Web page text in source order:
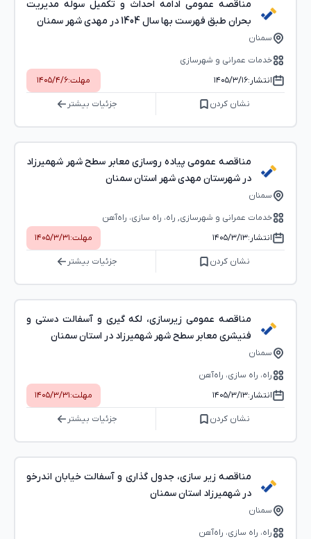
مناقصه عمومی ادامه احداث و تکمیل سوله مدیریت
بحران طبق فهرست بها سال 1404 در مهدی شهر سمنان
سمنان
خدمات عمرانی و شهرسازی
انتشار:۱۴۰۵/۳/۱۶ مهلت:۱۴۰۵/۴/۶
نشان کردن جزئیات بیشتر
مناقصه عمومی پیاده روسازی معابر سطح شهر شهمیرزاد
در شهرستان مهدی شهر استان سمنان
سمنان
خدمات عمرانی و شهرسازی, راه، راه‌ سازی، راه‌آهن
انتشار:۱۴۰۵/۳/۱۳ مهلت:۱۴۰۵/۳/۳۱
نشان کردن جزئیات بیشتر
مناقصه عمومی زیرسازی، لکه گیری و آسفالت دستی و
فنیشری معابر سطح شهر شهمیرزاد در استان سمنان
سمنان
راه، راه‌ سازی، راه‌آهن
انتشار:۱۴۰۵/۳/۱۳ مهلت:۱۴۰۵/۳/۳۱
نشان کردن جزئیات بیشتر
مناقصه زیر سازی، جدول گذاری و آسفالت خیابان اندرخو
در شهمیرزاد استان سمنان
سمنان
راه، راه‌ سازی، راه‌آهن